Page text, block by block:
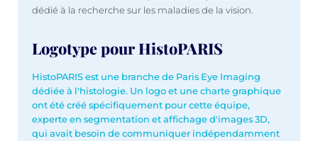
dédié à la recherche sur les maladies de la vision.
Logotype pour HistoPARIS
HistoPARIS est une branche de Paris Eye Imaging
dédiée à l'histologie. Un logo et une charte graphique
ont été créé spécifiquement pour cette équipe,
experte en segmentation et affichage d'images 3D,
qui avait besoin de communiquer indépendamment